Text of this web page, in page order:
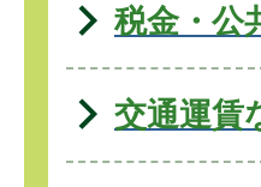
税金・公
交通運賃